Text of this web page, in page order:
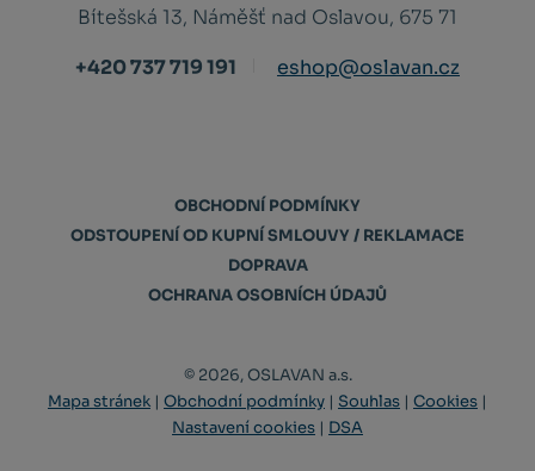
Bítešská 13, Náměšť nad Oslavou, 675 71
+420 737 719 191
eshop@oslavan.cz
OBCHODNÍ PODMÍNKY
ODSTOUPENÍ OD KUPNÍ SMLOUVY / REKLAMACE
DOPRAVA
OCHRANA OSOBNÍCH ÚDAJŮ
© 2026, OSLAVAN a.s.
Mapa stránek | Obchodní podmínky | Souhlas | Cookies |
Nastavení cookies | DSA